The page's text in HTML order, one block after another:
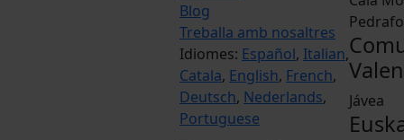
Blog
Treballa amb nosaltres
Idiomes: Español, Italian,
Catala, English, French,
Deutsch, Nederlands,
Portuguese
Jávea